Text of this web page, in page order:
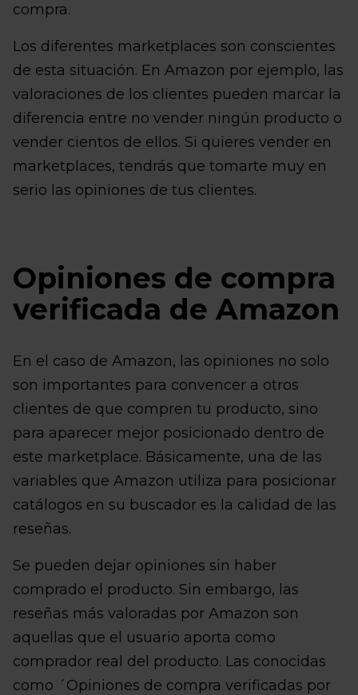
compra.
Los diferentes marketplaces son conscientes
de esta situación. En Amazon por ejemplo, las
valoraciones de los clientes pueden marcar la
diferencia entre no vender ningún producto o
vender cientos de ellos. Si quieres vender en
marketplaces, tendrás que tomarte muy en
serio las opiniones de tus clientes.
Opiniones de compra
verificada de Amazon
En el caso de Amazon, las opiniones no solo
son importantes para convencer a otros
clientes de que compren tu producto, sino
para aparecer mejor posicionado dentro de
este marketplace. Básicamente, una de las
variables que Amazon utiliza para posicionar
catálogos en su buscador es la calidad de las
reseñas.
Se pueden dejar opiniones sin haber
comprado el producto. Sin embargo, las
reseñas más valoradas por Amazon son
aquellas que el usuario aporta como
comprador real del producto. Las conocidas
como ´Opiniones de compra verificadas por